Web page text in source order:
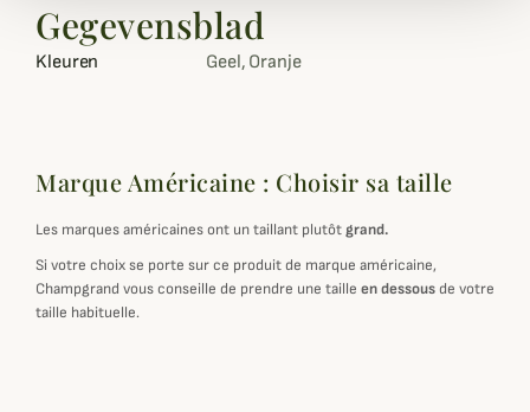
Gegevensblad
Kleuren Geel, Oranje
Marque Américaine : Choisir sa taille
Les marques américaines ont un taillant plutôt grand.
Si votre choix se porte sur ce produit de marque américaine,
Champgrand vous conseille de prendre une taille en dessousde votre
taille habituelle.